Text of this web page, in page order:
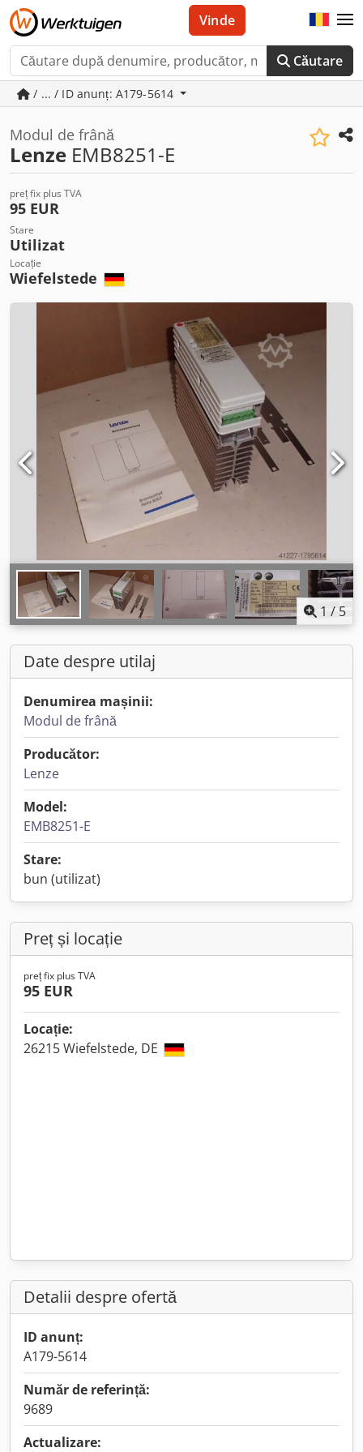
Căutare
Vinde
/ ... / ID anunț: A179-5614
Modul de frână
Lenze EMB8251-E
preț fix plus TVA
95 EUR
Stare
Utilizat
Locație
Wiefelstede
1 / 5
Date despre utilaj
Denumirea mașinii:
Modul de frână
Producător:
Lenze
Model:
EMB8251-E
Stare:
bun (utilizat)
Preț și locație
preț fix plus TVA
95 EUR
Locație:
26215 Wiefelstede, DE
Detalii despre ofertă
ID anunț:
A179-5614
Număr de referință:
9689
Actualizare: